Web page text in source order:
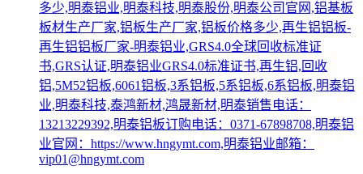
多少,明泰铝业,明泰科技,明泰股份,明泰公司官网,铝基板
板材生产厂家,铝板生产厂家,铝板价格多少,再生铝铝板-
再生铝铝板厂家-明泰铝业,GRS4.0全球回收标准证
书,GRS认证,明泰铝业GRS4.0标准证书,再生铝,回收
铝,5M52铝板,6061铝板,3系铝板,5系铝板,6系铝板,明泰铝
业,明泰科技,泰鸿新材,鸿晟新材,明泰销售电话：
13213229392,明泰铝板订购电话：0371-67898708,明泰铝
业官网：https://www.hngymt.com,明泰铝业邮箱：
vip01@hngymt.com